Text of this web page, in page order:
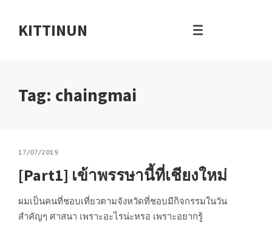
KITTINUN
Tag: chaingmai
17/07/2019
[Part1] เข้าพรรษานี้ที่เชียงใหม่
ผมเป็นคนที่ชอบเที่ยวตามจังหวัดที่ชอบมีกิจกรรมในวัน
สำคัญๆ ศาสนา เพราะอะไรน่ะหรอ เพราะอยากรู้